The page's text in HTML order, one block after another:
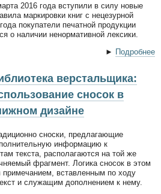
2016 года вступили в силу новые
маркировки книг с нецезурной
покупатели печатной продукции
о наличии ненормативной лексики.
► Подробнее
верстальщика:
сносок в
дизайне
сноски, предлагающие
информацию к
текста, располагаются на той же
фрагмент. Логика сносок в этом
вставленным по ходу
и служащим дополнением к нему.